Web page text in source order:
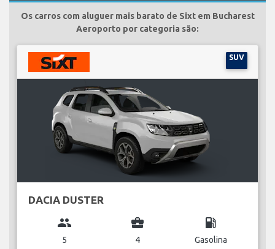
Os carros com aluguer mais barato de Sixt em Bucharest
Aeroporto por categoria são:
SUV
DACIA DUSTER
group
5
business_center
4
local_gas_station
Gasolina